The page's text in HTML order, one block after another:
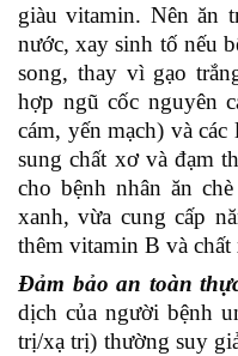
giàu vitamin. Nên ăn
nước, xay sinh tố nếu
song, thay vì gạo
hợp ngũ cốc nguyên
cám, yến mạch) và
sung chất xơ và đạm
cho bệnh nhân ăn
xanh, vừa cung cấp
thêm vitamin B và
Đảm bảo an toàn
dịch của người bệnh
trị/xạ trị) thường suy